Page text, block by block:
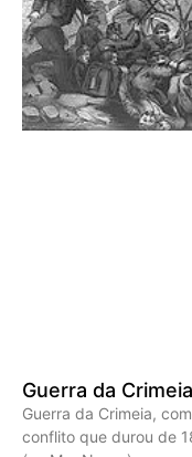
Guerra da
Guerra da Crimeia,
conflito que durou de